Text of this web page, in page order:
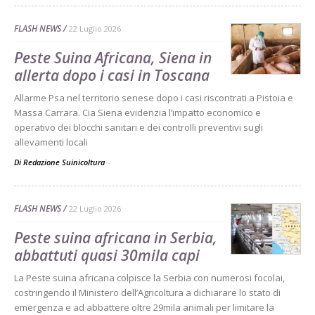
FLASH NEWS 22 Luglio 2026
Peste Suina Africana, Siena in
allerta dopo i casi in Toscana
Allarme Psa nel territorio senese dopo i casi riscontrati a Pistoia e
Massa Carrara. Cia Siena evidenzia l’impatto economico e
operativo dei blocchi sanitari e dei controlli preventivi sugli
allevamenti locali
Di Redazione Suinicoltura -
FLASH NEWS 22 Luglio 2026
Peste suina africana in Serbia,
abbattuti quasi 30mila capi
La Peste suina africana colpisce la Serbia con numerosi focolai,
costringendo il Ministero dell’Agricoltura a dichiarare lo stato di
emergenza e ad abbattere oltre 29mila animali per limitare la